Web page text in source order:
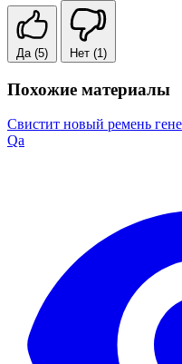
Да (5) Нет (1)
Похожие материалы
Свистит новый ремень
Qa